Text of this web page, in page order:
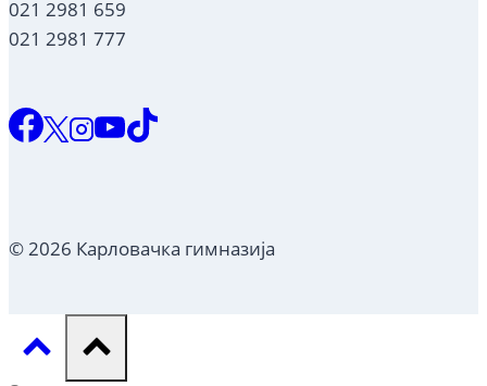
021 2981 659
021 2981 777
© 2026 Карловачка гимназија